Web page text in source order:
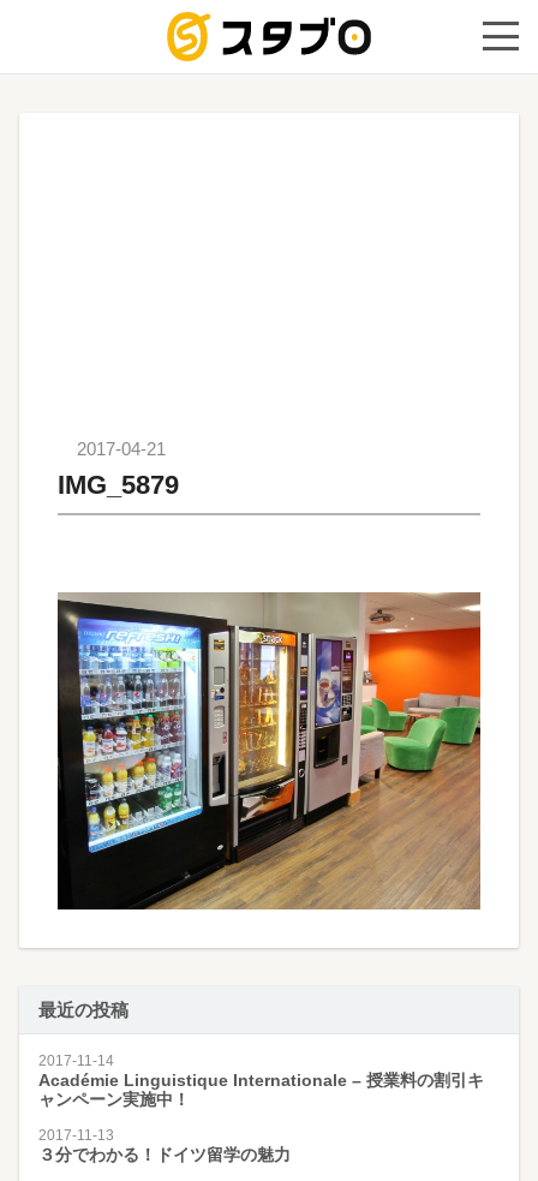
手続き
2017-04-21
IMG_5879
最近の投稿
2017-11-14
Académie Linguistique Internationale – 授業料の割引キ
ャンペーン実施中！
2017-11-13
３分でわかる！ドイツ留学の魅力